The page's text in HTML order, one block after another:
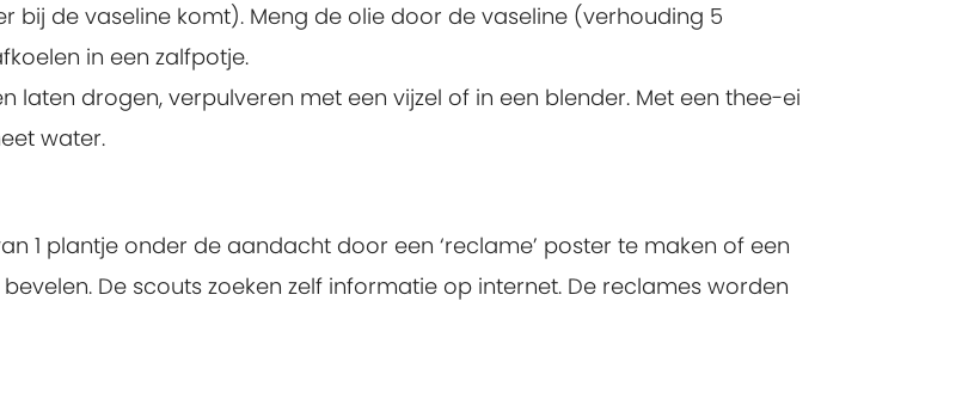
bij de vaseline komt). Meng de olie door de vaseline (verhouding 5
in een zalfpotje.
laten drogen, verpulveren met een vijzel of in een blender. Met een thee-ei
water.
1 plantje onder de aandacht door een ‘reclame’ poster te maken of een
De scouts zoeken zelf informatie op internet. De reclames worden